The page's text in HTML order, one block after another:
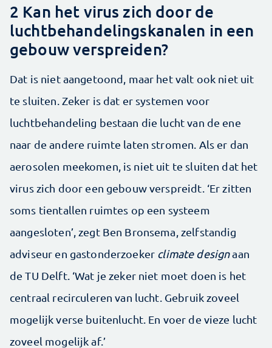
2 Kan het virus zich door de
luchtbehandelingskanalen in een
gebouw verspreiden?
Dat is niet aangetoond, maar het valt ook niet uit
te sluiten. Zeker is dat er systemen voor
luchtbehandeling bestaan die lucht van de ene
naar de andere ruimte laten stromen. Als er dan
aerosolen meekomen, is niet uit te sluiten dat het
virus zich door een gebouw verspreidt. ‘Er zitten
soms tientallen ruimtes op een systeem
aangesloten’, zegt Ben Bronsema, zelfstandig
adviseur en gastonderzoeker climate designaan
de TU Delft. ‘Wat je zeker niet moet doen is het
centraal recirculeren van lucht. Gebruik zoveel
mogelijk verse buitenlucht. En voer de vieze lucht
zoveel mogelijk af.’